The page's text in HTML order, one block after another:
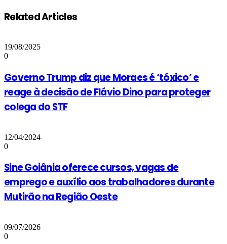
Related Articles
19/08/2025
0
Governo Trump diz que Moraes é ‘tóxico’ e
reage à decisão de Flávio Dino para proteger
colega do STF
12/04/2024
0
Sine Goiânia oferece cursos, vagas de
emprego e auxílio aos trabalhadores durante
Mutirão na Região Oeste
09/07/2026
0